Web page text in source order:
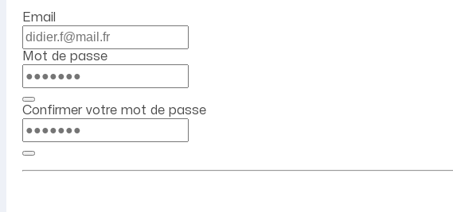
Email
Mot de passe
Confirmer votre mot de passe